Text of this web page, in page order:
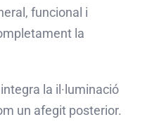
funcional i
la
la il·luminació
un afegit posterior.